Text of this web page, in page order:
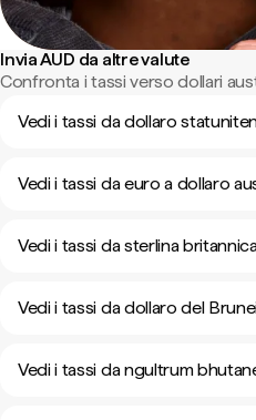
Invia AUD da altre valute
Confronta i tassi verso dollari
Vedi i tassi da dollaro
Vedi i tassi da euro a dollaro
Vedi i tassi da sterlina
Vedi i tassi da dollaro del
Vedi i tassi da ngultrum